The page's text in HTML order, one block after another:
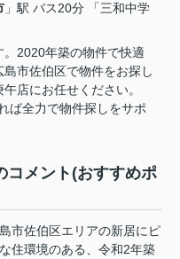
」駅 バス20分 「三和中学
2020年築の物件で快適
市佐伯区で物件をお探し
店にお任せください。
ば全力で物件探しをサポ
メント(おすすめポ
市佐伯区エリアの新居にピ
住環境のある、令和2年築